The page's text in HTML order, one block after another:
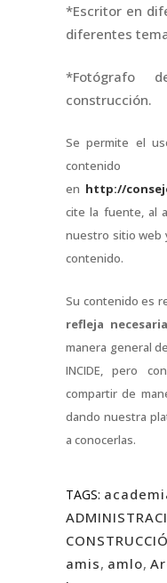
*Escritor en
diferentes
*Fotógrafo
construcción.
Se permite el
en http://
cite la fuente, al
nuestro sitio web
contenido.
Su contenido es
refleja
manera general
INCIDE, pero
compartir de
dando nuestra
a conocerlas.
TAGS:
amis, amlo,